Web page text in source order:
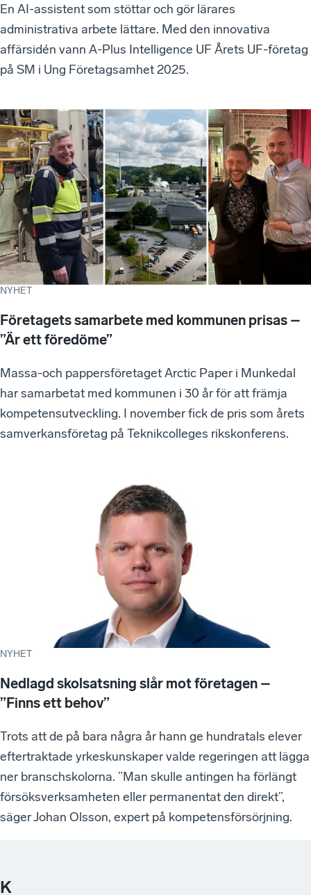
En AI-assistent som stöttar och gör lärares
administrativa arbete lättare. Med den innovativa
affärsidén vann A-Plus Intelligence UF Årets UF-företag
på SM i Ung Företagsamhet 2025.
NYHET
Företagets samarbete med kommunen prisas –
”Är ett föredöme”
Massa-och pappersföretaget Arctic Paper i Munkedal
har samarbetat med kommunen i 30 år för att främja
kompetensutveckling. I november fick de pris som årets
samverkansföretag på Teknikcolleges rikskonferens.
NYHET
Nedlagd skolsatsning slår mot företagen –
”Finns ett behov”
Trots att de på bara några år hann ge hundratals elever
eftertraktade yrkeskunskaper valde regeringen att lägga
ner branschskolorna. ”Man skulle antingen ha förlängt
försöksverksamheten eller permanentat den direkt”,
säger Johan Olsson, expert på kompetensförsörjning.
K